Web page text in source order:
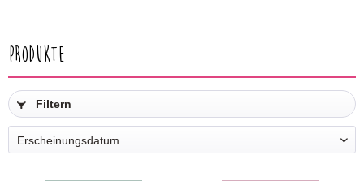
Produkte
Filtern